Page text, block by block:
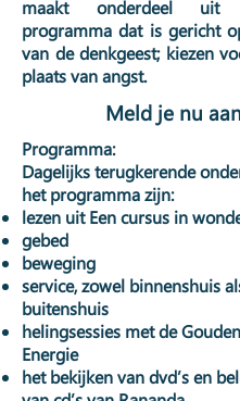
maakt onderdeel
programma dat is gericht
van de denkgeest; kiezen
plaats van angst.
Meld je nu
Programma:
Dagelijks terugkerende
het programma zijn:
lezen uit Een cursus in
gebed
beweging
service, zowel binnenshuis
buitenshuis
helingsessies met de
Energie
het bekijken van dvd’s en